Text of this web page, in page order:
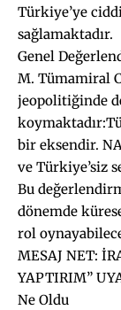
Türkiye’ye
sağlamaktadır.
Genel
M. Tümamiral
jeopolitiğinde
bir eksendir.
ve Türkiye’siz
Bu
dönemde
rol
MESAJ NET:
YAPTIRIM”
Ne Oldu